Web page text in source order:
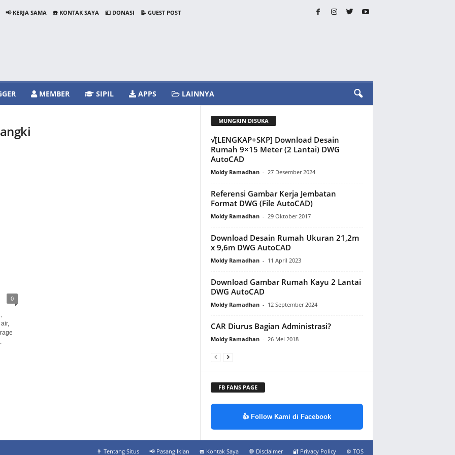
📢 KERJA SAMA ☎️ KONTAK SAYA 💵 DONASI
📝 GUEST POST
MEMBER SIPIL APPS LAINNYA
0
MUNGKIN DISUKA
√[LENGKAP+SKP] Download Desain
Rumah 9×15 Meter (2 Lantai) DWG
AutoCAD
Moldy Ramadhan - 27 Desember 2024
Referensi Gambar Kerja Jembatan
Format DWG (File AutoCAD)
Moldy Ramadhan - 29 Oktober 2017
Download Desain Rumah Ukuran 21,2m
x 9,6m DWG AutoCAD
Moldy Ramadhan - 11 April 2023
Download Gambar Rumah Kayu 2 Lantai
DWG AutoCAD
Moldy Ramadhan - 12 September 2024
CAR Diurus Bagian Administrasi?
Moldy Ramadhan - 26 Mei 2018
FB FANS PAGE
👍 Follow Kami di Facebook
👨‍ Tentang Situs 📢 Pasang Iklan ☎️ Kontak Saya 🛑 Disclaimer 🔐 Privacy Policy ⚙️ TOS